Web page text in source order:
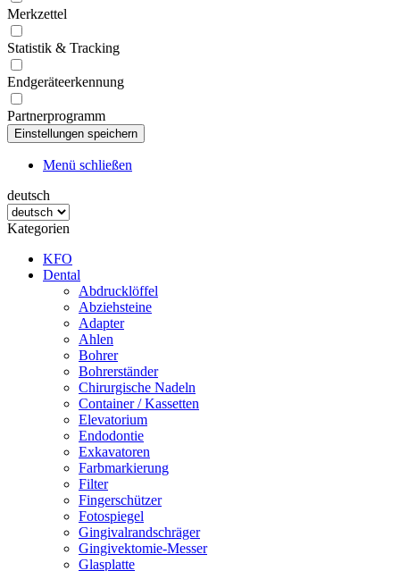
Merkzettel
Statistik & Tracking
Endgeräteerkennung
Partnerprogramm
Menü schließen
deutsch
Kategorien
KFO
Dental
Abdrucklöffel
Abziehsteine
Adapter
Ahlen
Bohrer
Bohrerständer
Chirurgische Nadeln
Container / Kassetten
Elevatorium
Endodontie
Exkavatoren
Farbmarkierung
Filter
Fingerschützer
Fotospiegel
Gingivalrandschräger
Gingivektomie-Messer
Glasplatte